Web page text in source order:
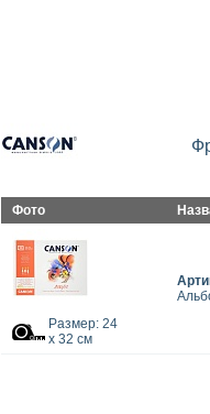
Фото
Размер: 24
x 32 см